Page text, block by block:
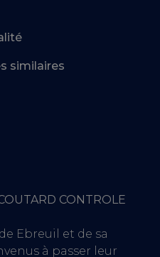
similaires
CONTROLE
Ebreuil et de sa
à passer leur